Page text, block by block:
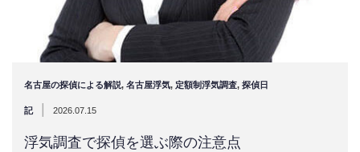
名古屋の探偵による解説, 名古屋浮気, 定額制浮気調査, 探偵日
記 2026.07.15
浮気調査で探偵を選ぶ際の注意点